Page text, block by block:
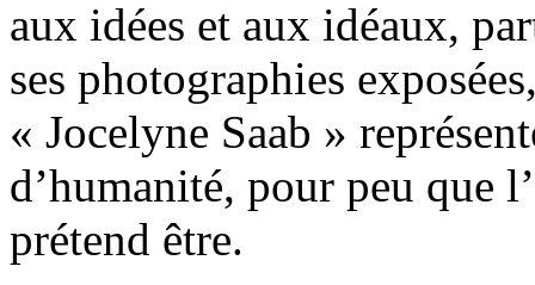
aux idées et aux idéaux,
ses photographies
« Jocelyne Saab »
d’humanité, pour peu que
prétend être.